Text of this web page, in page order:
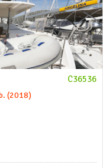
C36536
(2018)